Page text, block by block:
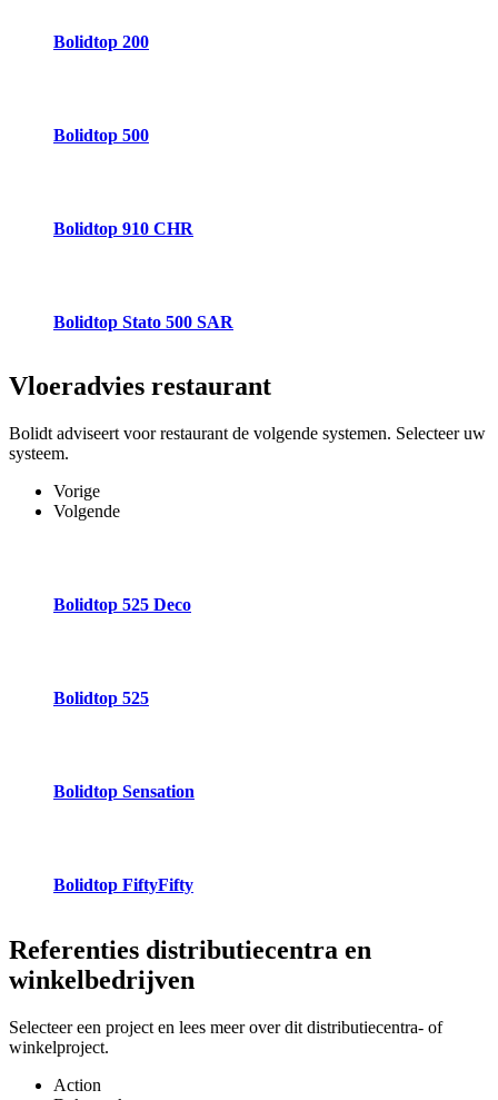
Bolidtop 200
Bolidtop 500
Bolidtop 910 CHR
Bolidtop Stato 500 SAR
Vloeradvies restaurant
Bolidt adviseert voor restaurant de volgende systemen. Selecteer uw
systeem.
Vorige
Volgende
Bolidtop 525 Deco
Bolidtop 525
Bolidtop Sensation
Bolidtop FiftyFifty
Referenties distributiecentra en
winkelbedrijven
Selecteer een project en lees meer over dit distributiecentra- of
winkelproject.
Action